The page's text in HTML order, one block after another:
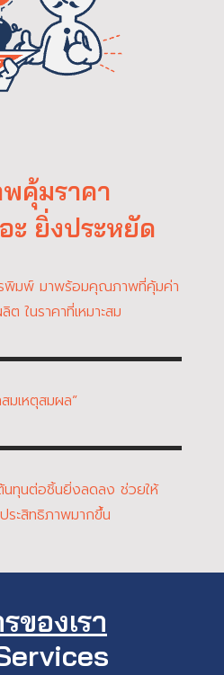
คุ้มราคา
ะ ยิ่งประหยัด
พิมพ์ มาพร้อมคุณภาพที่คุ้มค่า
ในราคาที่เหมาะสม
สมเหตุสมผล”
ทุนต่อชิ้นยิ่งลดลง ช่วยให้
ระสิทธิภาพมากขึ้น
ของเรา